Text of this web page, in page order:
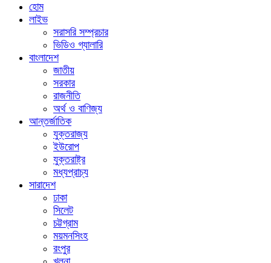
হোম
লাইভ
সরাসরি সম্প্রচার
ভিডিও গ্যালারি
বাংলাদেশ
জাতীয়
সরকার
রাজনীতি
অর্থ ও বাণিজ্য
আন্তর্জাতিক
যুক্তরাজ্য
ইউরোপ
যুক্তরাষ্ট্র
মধ্যপ্রাচ্য
সারাদেশ
ঢাকা
সিলেট
চট্টগ্রাম
ময়মনসিংহ
রংপুর